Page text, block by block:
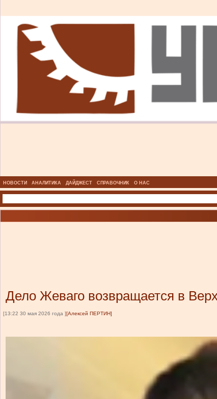
НОВОСТИ АНАЛИТИКА ДАЙДЖЕСТ СПРАВОЧНИК О НАС
Дело Жеваго возвращается в
[13:22 30 мая 2026 года ][Алексей ПЕРТИН]